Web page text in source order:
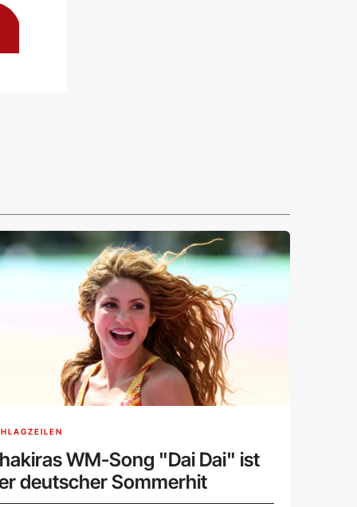
WM-Song "Dai Dai" ist
deutscher Sommerhit